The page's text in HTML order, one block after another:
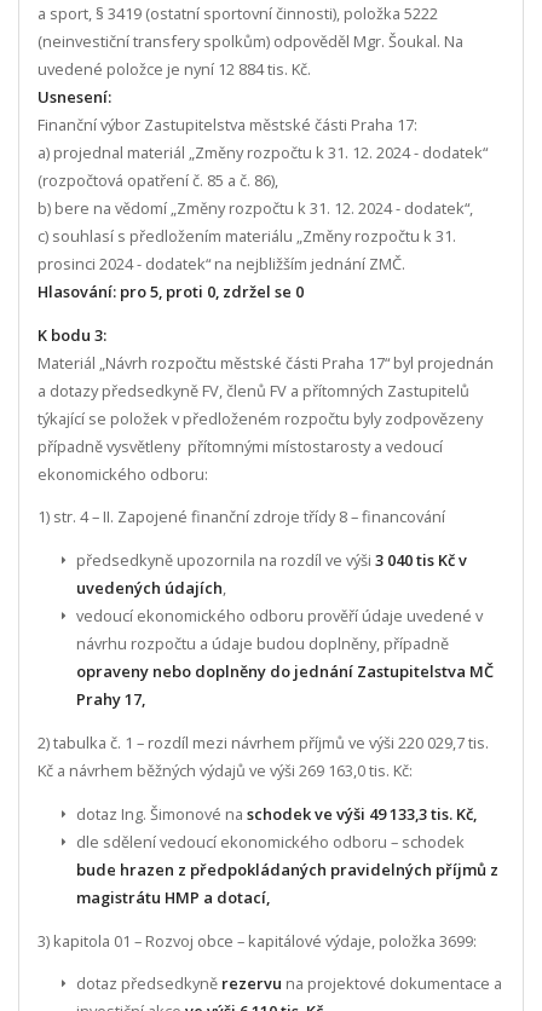
a sport, § 3419 (ostatní sportovní činnosti), položka 5222
(neinvestiční transfery spolkům) odpověděl Mgr. Šoukal. Na
uvedené položce je nyní 12 884 tis. Kč.
Usnesení:
Finanční výbor Zastupitelstva městské části Praha 17:
a) projednal materiál „Změny rozpočtu k 31. 12. 2024 - dodatek“
(rozpočtová opatření č. 85 a č. 86),
b) bere na vědomí „Změny rozpočtu k 31. 12. 2024 - dodatek“,
c) souhlasí s předložením materiálu „Změny rozpočtu k 31.
prosinci 2024 - dodatek“ na nejbližším jednání ZMČ.
Hlasování: pro 5, proti 0, zdržel se 0
K bodu 3:
Materiál „Návrh rozpočtu městské části Praha 17“ byl projednán
a dotazy předsedkyně FV, členů FV a přítomných Zastupitelů
týkající se položek v předloženém rozpočtu byly zodpovězeny
případně vysvětleny přítomnými místostarosty a vedoucí
ekonomického odboru:
1) str. 4 – II. Zapojené finanční zdroje třídy 8 – financování
předsedkyně upozornila na rozdíl ve výši 3 040 tis Kč v
uvedených údajích,
vedoucí ekonomického odboru prověří údaje uvedené v
návrhu rozpočtu a údaje budou doplněny, případně
opraveny nebo doplněny do jednání Zastupitelstva MČ
Prahy 17,
2) tabulka č. 1 – rozdíl mezi návrhem příjmů ve výši 220 029,7 tis.
Kč a návrhem běžných výdajů ve výši 269 163,0 tis. Kč:
dotaz Ing. Šimonové na schodek ve výši 49 133,3 tis. Kč,
dle sdělení vedoucí ekonomického odboru – schodek
bude hrazen z předpokládaných pravidelných příjmů z
magistrátu HMP a dotací,
3) kapitola 01 – Rozvoj obce – kapitálové výdaje, položka 3699:
dotaz předsedkyně rezervu na projektové dokumentace a